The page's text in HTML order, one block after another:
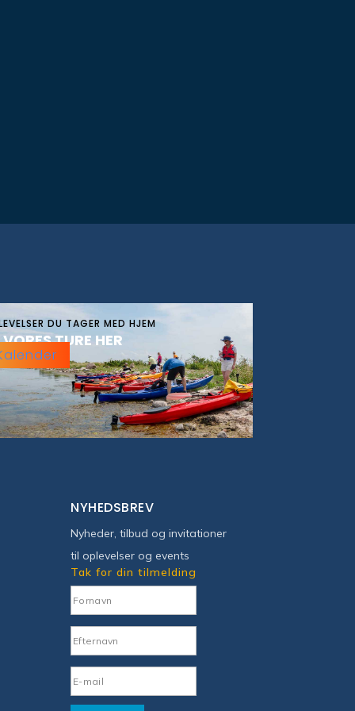
DU TAGER MED HJEM
VORES TURE HER
NYHEDSBREV
Nyheder, tilbud og invitationer
til oplevelser og events
Tak for din tilmelding